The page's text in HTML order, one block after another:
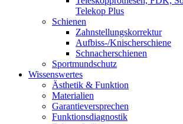
Telekop Plus
Schienen
Zahnstellungskorrektur
Aufbiss-/Knischerschiene
Schnacherschienen
Sportmundschutz
Wissenswertes
Ästhetik & Funktion
Materialien
Garantieversprechen
Funktionsdiagnostik